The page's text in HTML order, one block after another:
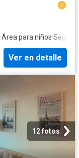
·Área para niños·
Ver en detalle
12 fotos